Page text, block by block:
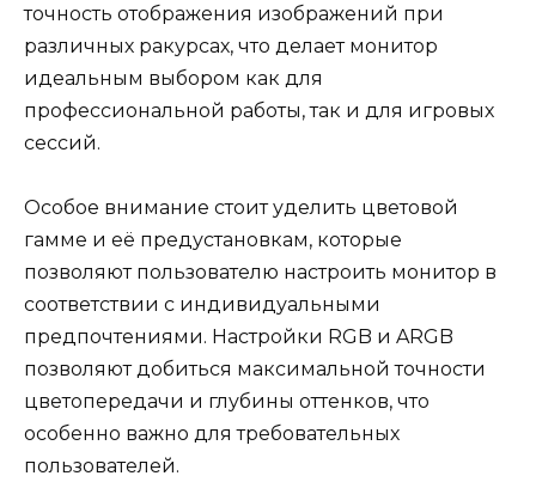
точность отображения изображений при
различных ракурсах, что делает монитор
идеальным выбором как для
профессиональной работы, так и для игровых
сессий.
Особое внимание стоит уделить цветовой
гамме и её предустановкам, которые
позволяют пользователю настроить монитор в
соответствии с индивидуальными
предпочтениями. Настройки RGB и ARGB
позволяют добиться максимальной точности
цветопередачи и глубины оттенков, что
особенно важно для требовательных
пользователей.